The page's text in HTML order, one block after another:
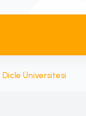
Dicle Üniversitesi